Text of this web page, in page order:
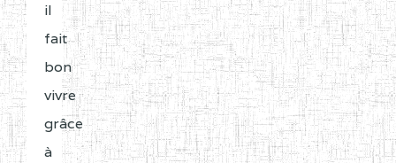
il
fait
bon
vivre
grâce
à